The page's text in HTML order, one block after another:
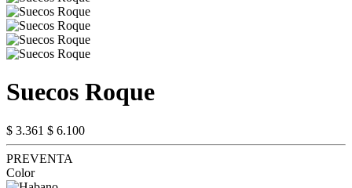
Suecos Roque
$ 3.361 $ 6.100
PREVENTA
Color